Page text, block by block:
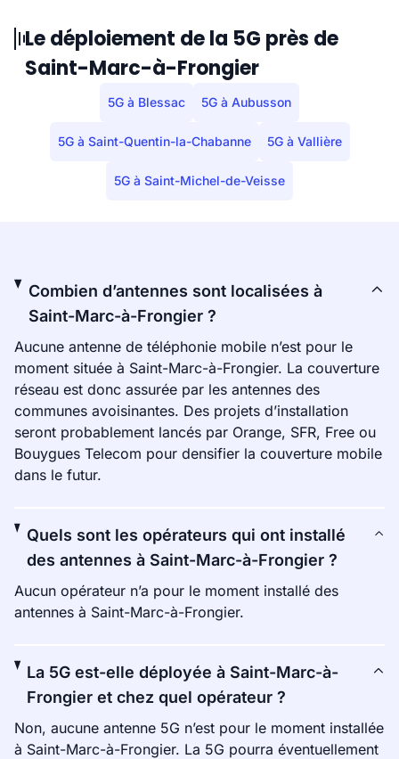
Le déploiement de la 5G près de
Saint-Marc-à-Frongier
5G à Blessac 5G à Aubusson
5G à Saint-Quentin-la-Chabanne 5G à Vallière
5G à Saint-Michel-de-Veisse
Combien d’antennes sont localisées à
Saint-Marc-à-Frongier ?
Aucune antenne de téléphonie mobile n’est pour le
moment située à Saint-Marc-à-Frongier. La couverture
réseau est donc assurée par les antennes des
communes avoisinantes. Des projets d’installation
seront probablement lancés par Orange, SFR, Free ou
Bouygues Telecom pour densifier la couverture mobile
dans le futur.
Quels sont les opérateurs qui ont installé
des antennes à Saint-Marc-à-Frongier ?
Aucun opérateur n’a pour le moment installé des
antennes à Saint-Marc-à-Frongier.
La 5G est-elle déployée à Saint-Marc-à-
Frongier et chez quel opérateur ?
Non, aucune antenne 5G n’est pour le moment installée
à Saint-Marc-à-Frongier. La 5G pourra éventuellement